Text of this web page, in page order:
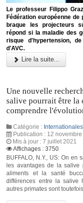
Le professeur Filippo
Fédération européenne de
braque les projecteurs
répond si la maladie des
risque d'hypertension,
d'AVC.
Lire la suite...
Une nouvelle
salive pourrait être la
comprendre
Catégorie : Internationales
Publication : 12
Mis à jour : 7 juillet 2021
Affichages : 3750
BUFFALO, N.Y., US: On en
les avantages de la salive
aliments et la santé
différences entre la salive
autres primates sont